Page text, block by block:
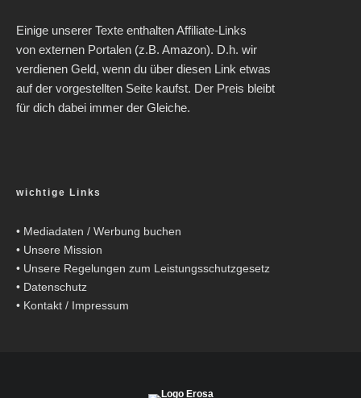
Einige unserer Texte enthalten Affiliate-Links
von externen Portalen (z.B. Amazon). D.h. wir
verdienen Geld, wenn du über diesen Link etwas
auf der vorgestellten Seite kaufst. Der Preis bleibt
für dich dabei immer der Gleiche.
wichtige Links
• Mediadaten / Werbung buchen
• Unsere Mission
• Unsere Regelungen zum Leistungsschutzgesetz
• Datenschutz
• Kontakt / Impressum